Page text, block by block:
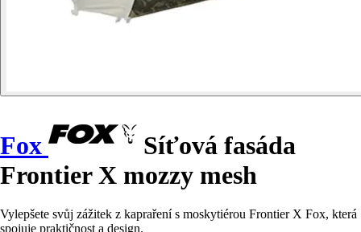
Fox
Síťová fasáda
Frontier X mozzy mesh
Vylepšete svůj zážitek z kapraření s moskytiérou Frontier X Fox, která
spojuje praktičnost a design.